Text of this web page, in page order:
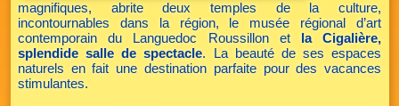
magnifiques, abrite deux temples de la culture,
incontournables dans la région, le musée régional d’art
contemporain du Languedoc Roussillon et
la Cigalière,
splendide salle de spectacle. La beauté de ses espaces
naturels en fait une destination parfaite pour des vacances
stimulantes.